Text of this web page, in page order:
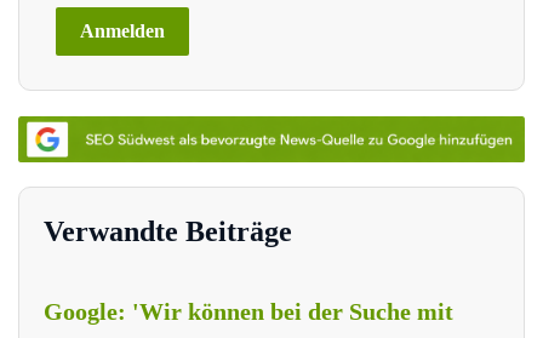
Verwandte Beiträge
Google: 'Wir können bei der Suche mit